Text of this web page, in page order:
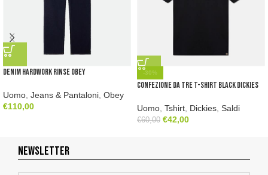
Denim Hardwork Rinse Obey
Uomo Jeans & Pantaloni Obey
€110,00
-30%
Confezione da tre t-shirt black Dickies
Uomo Tshirt Dickies Saldi
€60,00 €42,00
NEWSLETTER